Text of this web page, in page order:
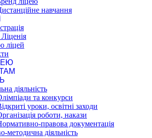
навчання
ліцей
діяльність
та конкурси
уроки, освітні заходи
роботи, накази
правова документація
методична діяльність